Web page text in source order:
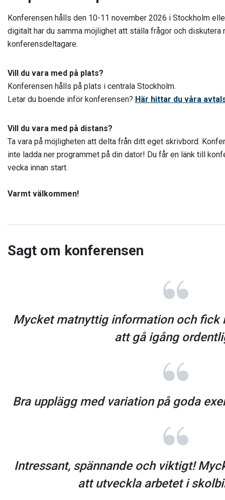
Konferensen hålls den 10-11 november 2026 i Stockholm
digitalt har du samma möjlighet att ställa frågor och diskutera
konferensdeltagare.
Vill du vara med på plats?
Konferensen hålls på plats i centrala Stockholm.
Letar du boende inför konferensen? Här hittar du våra
Vill du vara med på distans?
Ta vara på möjligheten att delta från ditt eget skrivbord.
inte ladda ner programmet på din dator! Du får en länk till
vecka innan start.
Varmt välkommen!
Sagt om konferensen
Mycket matnyttig information och fick
att gå igång
Bra upplägg med variation på goda
Intressant, spännande och viktigt!
att utveckla arbetet i